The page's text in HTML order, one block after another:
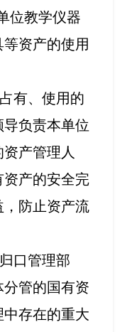
位教学仪器
资产的使用
有、使用的
负责本单位
产管理人
资产的安全完
防止资产流
口管理部
管的国有资
存在的重大